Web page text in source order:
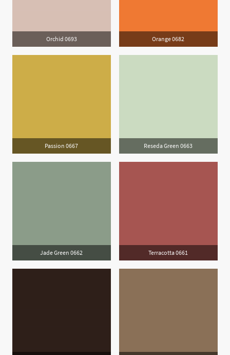
Orchid 0693 Orange 0682
Passion 0667 Reseda Green 0663
Jade Green 0662 Terracotta 0661